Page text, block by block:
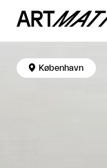
 København